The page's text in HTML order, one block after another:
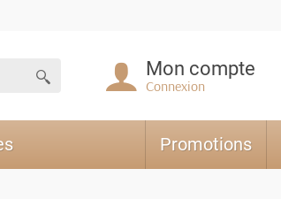
Mon compte
Connexion
Promotions